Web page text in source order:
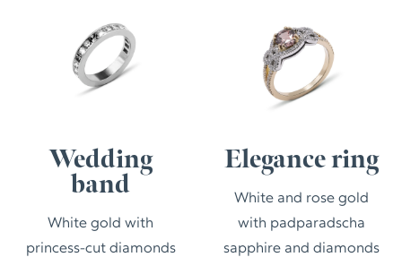
Wedding
band
White gold with
princess-cut diamonds
Elegance ring
White and rose gold
with padparadscha
sapphire and diamonds